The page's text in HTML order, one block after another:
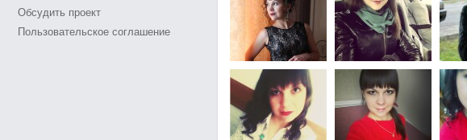
Обсудить проект
Пользовательское соглашение